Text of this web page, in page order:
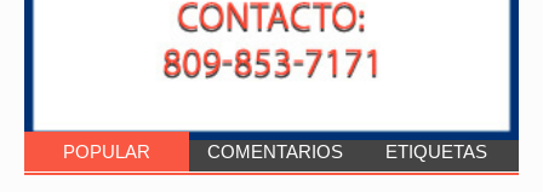
POPULAR COMENTARIOS ETIQUETAS